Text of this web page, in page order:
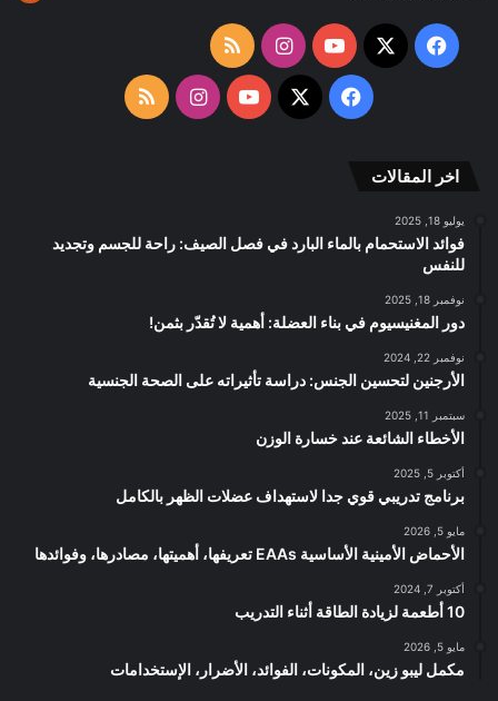
فيسبوك
‫X
‫YouTubeانستقرامملخص
الموقع
فيسبوك
‫X
‫YouTubeانستقرامملخص
اخر المقالات
يوليو 18, 2025
فوائد الاستحمام بالماء البارد في فصل الصيف: راحة للجسم وتجديد
للنفس
نوفمبر 18, 2025
دور المغنيسيوم في بناء العضلة: أهمية لا تُقدّر بثمن!
نوفمبر 22, 2024
الأرجنين لتحسين الجنس: دراسة تأثيراته على الصحة الجنسية
سبتمبر 11, 2025
الأخطاء الشائعة عند خسارة الوزن
أكتوبر 5, 2025
برنامج تدريبي قوي جدا لاستهداف عضلات الظهر بالكامل
مايو 5, 2026
الأحماض الأمينية الأساسية EAAs تعريفها، أهميتها، مصادرها، وفوائدها
أكتوبر 7, 2024
10 أطعمة لزيادة الطاقة أثناء التدريب
مايو 5, 2026
مكمل ليبو زين، المكونات، الفوائد، الأضرار، الإستخدامات